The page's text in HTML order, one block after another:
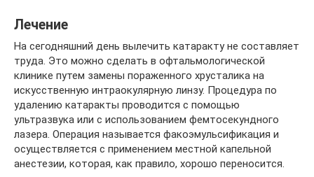
Лечение
На сегодняшний день вылечить катаракту не составляет
труда. Это можно сделать в офтальмологической
клинике путем замены пораженного хрусталика на
искусственную интраокулярную линзу. Процедура по
удалению катаракты проводится с помощью
ультразвука или с использованием фемтосекундного
лазера. Операция называется факоэмульсификация и
осуществляется с применением местной капельной
анестезии, которая, как правило, хорошо переносится.